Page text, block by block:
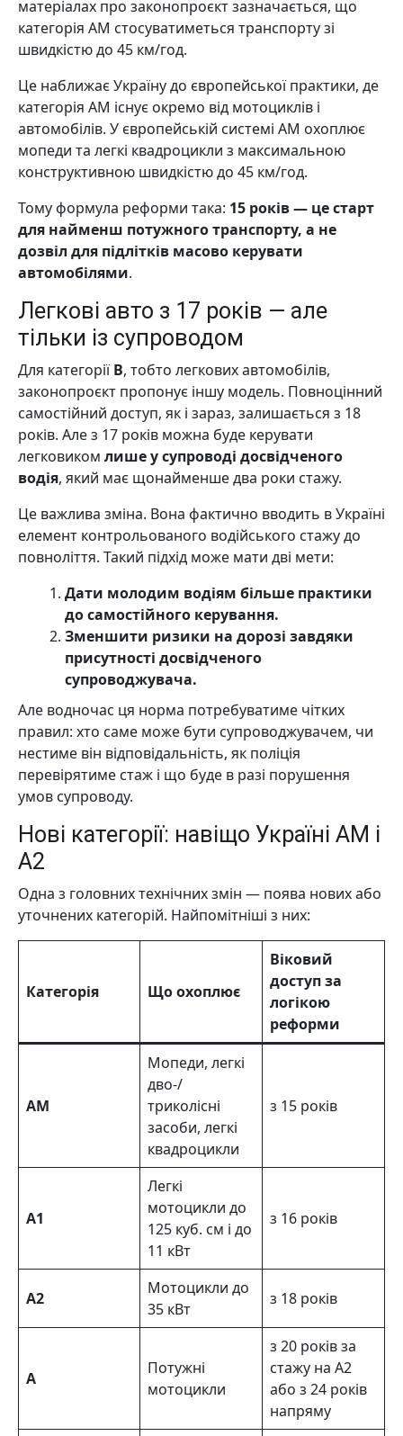
матеріалах про законопроєкт зазначається, що
категорія АМ стосуватиметься транспорту зі
швидкістю до 45 км/год.
Це наближає Україну до європейської практики, де
категорія AM існує окремо від мотоциклів і
автомобілів. У європейській системі AM охоплює
мопеди та легкі квадроцикли з максимальною
конструктивною швидкістю до 45 км/год.
Тому формула реформи така: 15 років — це старт
для найменш потужного транспорту, а не
дозвіл для підлітків масово керувати
автомобілями.
Легкові авто з 17 років — але
тільки із супроводом
Для категоріїB, тобто легкових автомобілів,
законопроєкт пропонує іншу модель. Повноцінний
самостійний доступ, як і зараз, залишається з 18
років. Але з 17 років можна буде керувати
легковиком лише у супроводі досвідченого
водія, який має щонайменше два роки стажу.
Це важлива зміна. Вона фактично вводить в Україні
елемент контрольованого водійського стажу до
повноліття. Такий підхід може мати дві мети:
Дати молодим водіям більше практики
до самостійного керування.
Зменшити ризики на дорозі завдяки
присутності досвідченого
супроводжувача.
Але водночас ця норма потребуватиме чітких
правил: хто саме може бути супроводжувачем, чи
нестиме він відповідальність, як поліція
перевірятиме стаж і що буде в разі порушення
умов супроводу.
Нові категорії: навіщо Україні AM і
A2
Одна з головних технічних змін — поява нових або
уточнених категорій. Найпомітніші з них:
Категорія Що охоплює
Віковий
доступ за
логікою
реформи
AM
Мопеди, легкі
дво-/
триколісні
засоби, легкі
квадроцикли
з 15 років
A1
Легкі
мотоцикли до
125 куб. см і до
11 кВт
з 16 років
A2
Мотоцикли до
35 кВт
з 18 років
A
Потужні
мотоцикли
з 20 років за
стажу на A2
або з 24 років
напряму